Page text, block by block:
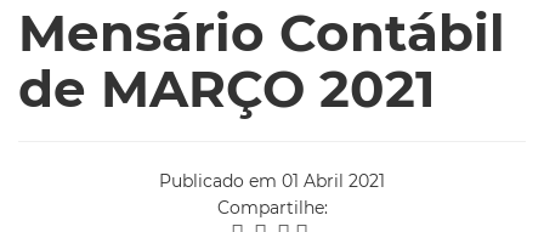
Mensário Contábil
de MARÇO 2021
Publicado em 01 Abril 2021
Compartilhe: